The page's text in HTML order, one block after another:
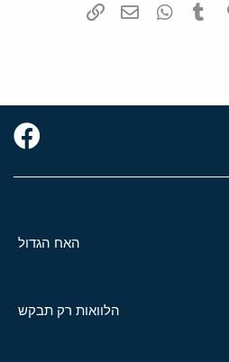
Pinterest
Tumblr
WhatsAppדואר אלקטרוני
האח הגדול
הלוואות רק תבקש